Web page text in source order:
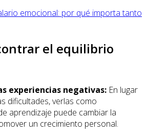
emocional: por qué importa tanto
el equilibrio
experiencias negativas: En lugar
dificultades, verlas como
aprendizaje puede cambiar la
un crecimiento personal.